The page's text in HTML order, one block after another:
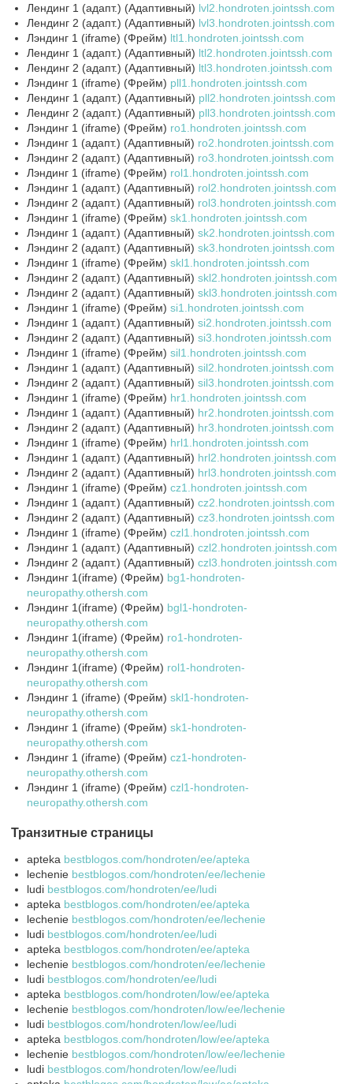
Лендинг 1 (адапт.) (Адаптивный) lvl2.hondroten.jointssh.com
Лендинг 2 (адапт.) (Адаптивный) lvl3.hondroten.jointssh.com
Лэндинг 1 (iframe) (Фрейм) ltl1.hondroten.jointssh.com
Лендинг 1 (адапт.) (Адаптивный) ltl2.hondroten.jointssh.com
Лендинг 2 (адапт.) (Адаптивный) ltl3.hondroten.jointssh.com
Лэндинг 1 (iframe) (Фрейм) pll1.hondroten.jointssh.com
Лендинг 1 (адапт.) (Адаптивный) pll2.hondroten.jointssh.com
Лендинг 2 (адапт.) (Адаптивный) pll3.hondroten.jointssh.com
Лэндинг 1 (iframe) (Фрейм) ro1.hondroten.jointssh.com
Лэндинг 1 (адапт.) (Адаптивный) ro2.hondroten.jointssh.com
Лэндинг 2 (адапт.) (Адаптивный) ro3.hondroten.jointssh.com
Лэндинг 1 (iframe) (Фрейм) rol1.hondroten.jointssh.com
Лэндинг 1 (адапт.) (Адаптивный) rol2.hondroten.jointssh.com
Лэндинг 2 (адапт.) (Адаптивный) rol3.hondroten.jointssh.com
Лэндинг 1 (iframe) (Фрейм) sk1.hondroten.jointssh.com
Лэндинг 1 (адапт.) (Адаптивный) sk2.hondroten.jointssh.com
Лэндинг 2 (адапт.) (Адаптивный) sk3.hondroten.jointssh.com
Лэндинг 1 (iframe) (Фрейм) skl1.hondroten.jointssh.com
Лэндинг 2 (адапт.) (Адаптивный) skl2.hondroten.jointssh.com
Лэндинг 2 (адапт.) (Адаптивный) skl3.hondroten.jointssh.com
Лэндинг 1 (iframe) (Фрейм) si1.hondroten.jointssh.com
Лэндинг 1 (адапт.) (Адаптивный) si2.hondroten.jointssh.com
Лэндинг 2 (адапт.) (Адаптивный) si3.hondroten.jointssh.com
Лэндинг 1 (iframe) (Фрейм) sil1.hondroten.jointssh.com
Лэндинг 1 (адапт.) (Адаптивный) sil2.hondroten.jointssh.com
Лэндинг 2 (адапт.) (Адаптивный) sil3.hondroten.jointssh.com
Лэндинг 1 (iframe) (Фрейм) hr1.hondroten.jointssh.com
Лэндинг 1 (адапт.) (Адаптивный) hr2.hondroten.jointssh.com
Лэндинг 2 (адапт.) (Адаптивный) hr3.hondroten.jointssh.com
Лэндинг 1 (iframe) (Фрейм) hrl1.hondroten.jointssh.com
Лэндинг 1 (адапт.) (Адаптивный) hrl2.hondroten.jointssh.com
Лэндинг 2 (адапт.) (Адаптивный) hrl3.hondroten.jointssh.com
Лэндинг 1 (iframe) (Фрейм) cz1.hondroten.jointssh.com
Лэндинг 1 (адапт.) (Адаптивный) cz2.hondroten.jointssh.com
Лэндинг 2 (адапт.) (Адаптивный) cz3.hondroten.jointssh.com
Лэндинг 1 (iframe) (Фрейм) czl1.hondroten.jointssh.com
Лэндинг 1 (адапт.) (Адаптивный) czl2.hondroten.jointssh.com
Лэндинг 2 (адапт.) (Адаптивный) czl3.hondroten.jointssh.com
Лэндинг 1(iframe) (Фрейм) bg1-hondroten-
neuropathy.othersh.com
Лэндинг 1(iframe) (Фрейм) bgl1-hondroten-
neuropathy.othersh.com
Лэндинг 1(iframe) (Фрейм) ro1-hondroten-
neuropathy.othersh.com
Лэндинг 1(iframe) (Фрейм) rol1-hondroten-
neuropathy.othersh.com
Лэндинг 1 (iframe) (Фрейм) skl1-hondroten-
neuropathy.othersh.com
Лэндинг 1 (iframe) (Фрейм) sk1-hondroten-
neuropathy.othersh.com
Лэндинг 1 (iframe) (Фрейм) cz1-hondroten-
neuropathy.othersh.com
Лэндинг 1 (iframe) (Фрейм) czl1-hondroten-
neuropathy.othersh.com
Транзитные страницы
apteka bestblogos.com/hondroten/ee/apteka
lechenie bestblogos.com/hondroten/ee/lechenie
ludi bestblogos.com/hondroten/ee/ludi
apteka bestblogos.com/hondroten/ee/apteka
lechenie bestblogos.com/hondroten/ee/lechenie
ludi bestblogos.com/hondroten/ee/ludi
apteka bestblogos.com/hondroten/ee/apteka
lechenie bestblogos.com/hondroten/ee/lechenie
ludi bestblogos.com/hondroten/ee/ludi
apteka bestblogos.com/hondroten/low/ee/apteka
lechenie bestblogos.com/hondroten/low/ee/lechenie
ludi bestblogos.com/hondroten/low/ee/ludi
apteka bestblogos.com/hondroten/low/ee/apteka
lechenie bestblogos.com/hondroten/low/ee/lechenie
ludi bestblogos.com/hondroten/low/ee/ludi